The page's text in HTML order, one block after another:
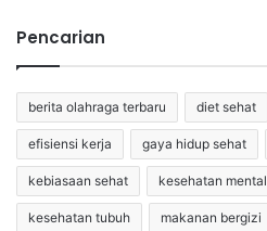
Pencarian
berita olahraga terbaru diet sehat
efisiensi kerja gaya hidup sehat
kebiasaan sehat kesehatan mental
kesehatan tubuh makanan bergizi